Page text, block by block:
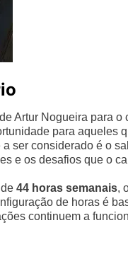
Artur Nogueira para
para aqueles
ser considerado é o
e os desafios que o
44 horas semanais,
de horas é
continuem a